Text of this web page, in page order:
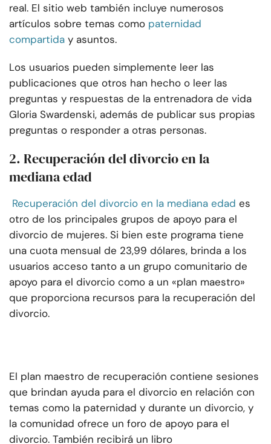
real. El sitio web también incluye numerosos
artículos sobre temas como paternidad
compartida y asuntos.
Los usuarios pueden simplemente leer las
publicaciones que otros han hecho o leer las
preguntas y respuestas de la entrenadora de vida
Gloria Swardenski, además de publicar sus propias
preguntas o responder a otras personas.
2. Recuperación del divorcio en la
mediana edad
Recuperación del divorcio en la mediana edad es
otro de los principales grupos de apoyo para el
divorcio de mujeres. Si bien este programa tiene
una cuota mensual de 23,99 dólares, brinda a los
usuarios acceso tanto a un grupo comunitario de
apoyo para el divorcio como a un «plan maestro»
que proporciona recursos para la recuperación del
divorcio.
El plan maestro de recuperación contiene sesiones
que brindan ayuda para el divorcio en relación con
temas como la paternidad y durante un divorcio, y
la comunidad ofrece un foro de apoyo para el
divorcio. También recibirá un libro